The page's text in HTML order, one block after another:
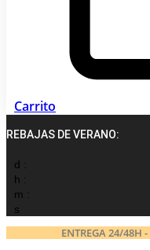
Carrito
REBAJAS DE VERANO:
d :
h :
m :
s
ENTREGA 24/48H -